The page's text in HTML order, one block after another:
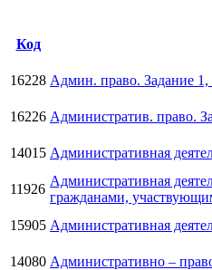
Код
16228 Админ. право. Задание 1,
16226 Административ. право.
14015 Административная
11926
Административная
гражданами,
15905 Административная
14080 Административно –